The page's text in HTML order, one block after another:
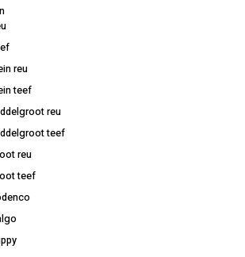
reu
teef
reu
teef
reu
teef